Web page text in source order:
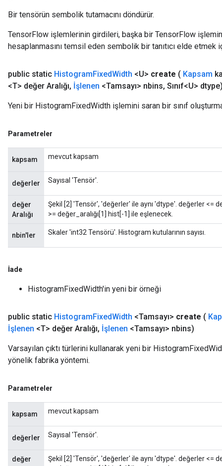
Bir tensörün sembolik tutamacını döndürür.
TensorFlow işlemlerinin girdileri, başka bir TensorFlow
hesaplanmasını temsil eden sembolik bir tanıtıcı elde etmek
public static HistogramFixedWidth <U> create ( Kapsam
<T> değer Aralığı, İşlenen <Tamsayı> nbins, Sınıf<U>
Yeni bir HistogramFixedWidth işlemini saran bir sınıf
Parametreler
kapsam mevcut kapsam
değerler Sayısal 'Tensör'.
değer
Aralığı
Şekil [2] 'Tensör', 'değerler' ile aynı 'dtype'. değerler <=
>= değer_aralığı[1] hist[-1] ile eşlenecek.
nbin'ler Skaler 'int32 Tensörü'. Histogram kutularının sayısı.
İade
HistogramFixedWidth'in yeni bir örneği
public static HistogramFixedWidth <Tamsayı> create (
İşlenen <T> değer Aralığı, İşlenen <Tamsayı> nbins)
Varsayılan çıktı türlerini kullanarak yeni bir
yönelik fabrika yöntemi.
Parametreler
kapsam mevcut kapsam
değerler Sayısal 'Tensör'.
değer
Şekil [2] 'Tensör', 'değerler' ile aynı 'dtype'. değerler <=